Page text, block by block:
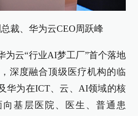
裁、华为云CEO周跃峰
为云“行业AI梦工厂”首个落地
深度融合顶级医疗机构的临
华为在ICT、云、AI领域的核
基层医院、医生、普通患